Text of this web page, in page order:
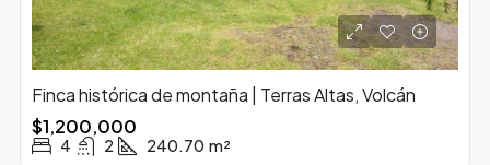
Finca histórica de montaña | Terras Altas, Volcán
$1,200,000
4 2 240.70 m²